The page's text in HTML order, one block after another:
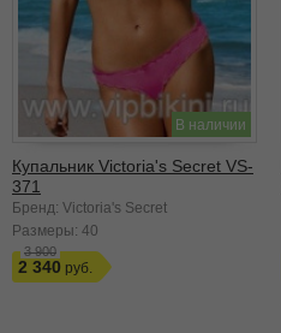
В наличии
Купальник Victoria's Secret VS-
371
Бренд: Victoria's Secret
Размеры: 40
3 900
2 340